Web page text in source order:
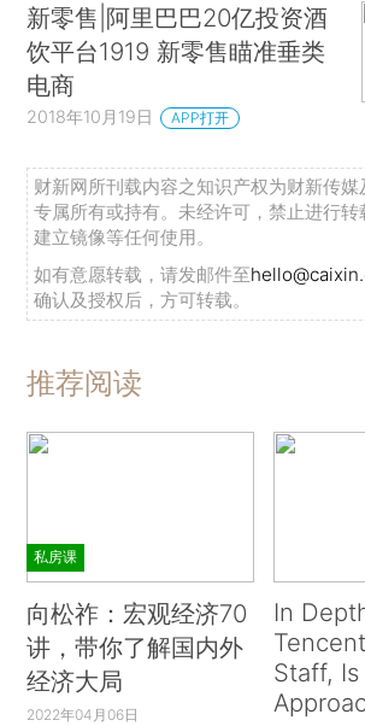
新零售|阿里巴巴20亿投资酒
饮平台1919 新零售瞄准垂类
电商
2018年10月19日 APP打开
财新网所刊载内容之知识产权为财新传媒
专属所有或持有。未经许可，禁止进行转
建立镜像等任何使用。
如有意愿转载，请发邮件至
确认及授权后，方可转载。
推荐阅读
私房课
向松祚：宏观经济70
讲，带你了解国内外
经济大局
2022年04月06日
In
Staff, Is